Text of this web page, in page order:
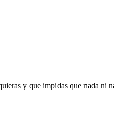
y que impidas que nada ni